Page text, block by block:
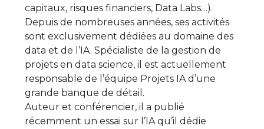
capitaux, risques financiers, Data Labs…).
Depuis de nombreuses années, ses activités
sont exclusivement dédiées au domaine des
data et de l’IA. Spécialiste de la gestion de
projets en data science, il est actuellement
responsable de l’équipe Projets IA d’une
grande banque de détail.
Auteur et conférencier, il a publié
récemment un essai sur l’IA qu’il dédie